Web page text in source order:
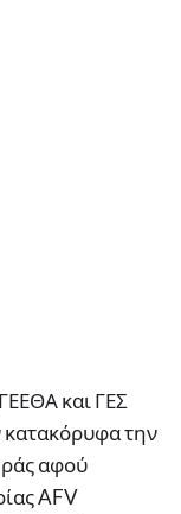
και ΓΕΣ
την
αφού
AFV